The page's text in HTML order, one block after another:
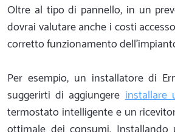
Oltre al tipo di pannello, in un
dovrai valutare anche i costi
corretto funzionamento
Per esempio, un installatore di
suggerirti di aggiungereinstallare
termostato intelligente e un